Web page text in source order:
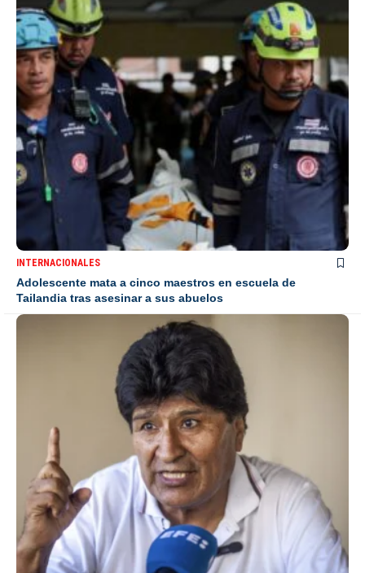
INTERNACIONALES
Adolescente mata a cinco maestros en escuela de
Tailandia tras asesinar a sus abuelos